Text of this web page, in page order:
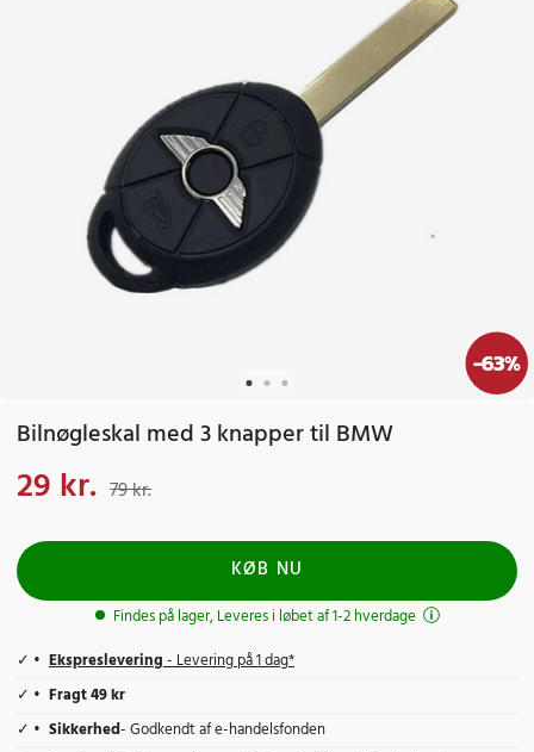
-63%
Bilnøgleskal med 3 knapper til BMW
Nuværende pris
29 kr. 79 kr.
KØB NU
Findes på lager, Leveres i løbet af 1-2 hverdage
Ekspreslevering- Levering på 1 dag*
Fragt 49 kr
Sikkerhed- Godkendt af e-handelsfonden